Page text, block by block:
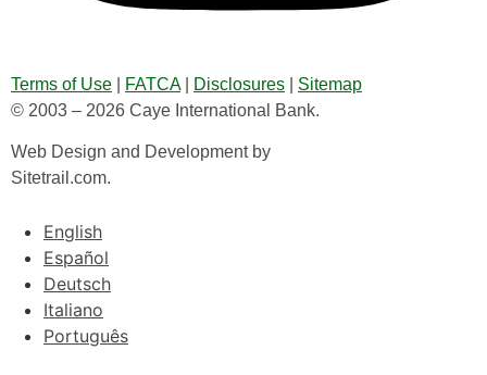
Terms of Use FATCA| Disclosures
Sitemap
© 2003 – 2026 Caye International Bank.
Web Design and Development by
Sitetrail.com.
English
Español
Deutsch
Italiano
Português